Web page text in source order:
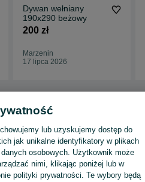
Dywan wełniany
190x290 beżowy
200 zł
Marzenin
17 lipca 2026
wnętrz
Dywany - Mińsk Mazowiecki
lub uzyskujemy dostęp do
jak unikalne identyfikatory w plikach
osobowych. Użytkownik może
nimi, klikając poniżej lub w
polityki prywatności. Te wybory będą